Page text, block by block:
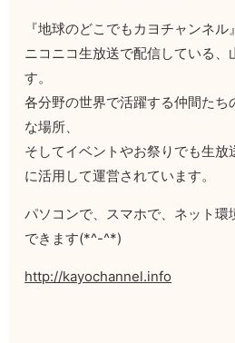
『地球のどこでもカヨチャンネル』
ニコニコ生放送で配信している、
す。
各分野の世界で活躍する仲間たち
な場所、
そしてイベントやお祭りでも生
に活用して運営されています。
パソコンで、スマホで、ネット環
できます(*^-^*)
http://kayochannel.info